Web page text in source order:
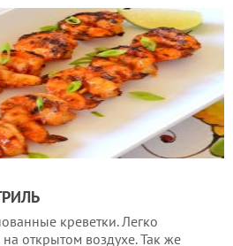
креветки. Легко
открытом воздухе. Так же